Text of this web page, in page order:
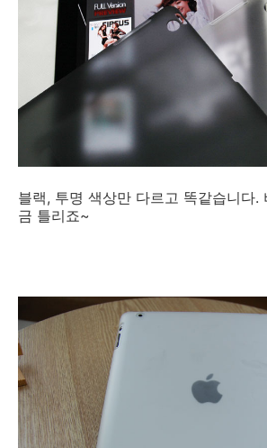
블랙, 투명 색상만 다르고 똑같습니다.
금 틀리죠~